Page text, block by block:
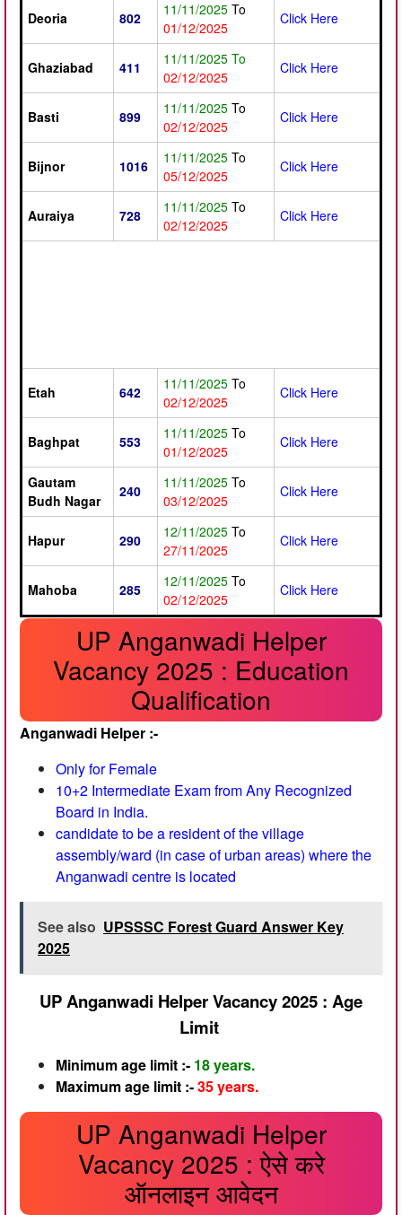
Deoria 802 11/11/2025 To
01/12/2025
Click Here
Ghaziabad 411
11/11/2025 To
02/12/2025
Click Here
Basti 899 11/11/2025 To
02/12/2025
Click Here
Bijnor 1016 11/11/2025 To
05/12/2025
Click Here
Auraiya 728 11/11/2025 To
02/12/2025
Click Here
Etah 642 11/11/2025 To
02/12/2025
Click Here
Baghpat 553 11/11/2025 To
01/12/2025
Click Here
Gautam
Budh Nagar
240 11/11/2025 To
03/12/2025
Click Here
Hapur 290 12/11/2025 To
27/11/2025
Click Here
Mahoba 285 12/11/2025 To
02/12/2025
Click Here
UP Anganwadi Helper
Vacancy 2025 : Education
Qualification
Anganwadi Helper :-
Only for Female
10+2 Intermediate Exam from Any Recognized
Board in India.
candidate to be a resident of the village
assembly/ward (in case of urban areas) where the
Anganwadi centre is located
See also UPSSSC Forest Guard Answer Key
2025
UP Anganwadi Helper Vacancy 2025 : Age
Limit
Minimum age limit :- 18 years.
Maximum age limit :-35 years.
UP Anganwadi Helper
Vacancy 2025 : ऐसे करे
ऑनलाइन आवेदन